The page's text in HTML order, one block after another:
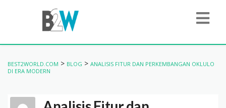
BEST2WORLD.COM > BLOG > ANALISIS FITUR DAN PERKEMBANGAN OKLULO
DI ERA MODERN